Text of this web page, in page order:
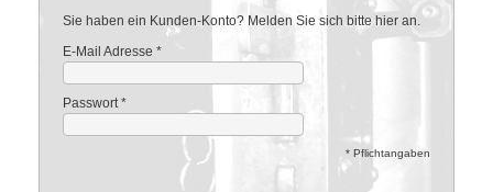
Sie haben ein Kunden-Konto? Melden Sie sich bitte hier an.
*
E-Mail Adresse
*
Passwort
* Pflichtangaben